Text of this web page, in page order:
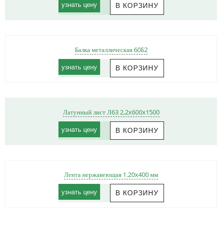
узнать цену
Балка металлическая 60Б2
узнать цену
Латунный лист Л63 2,2x600x1500
узнать цену
Лента нержавеющая 1.20x400 мм
узнать цену